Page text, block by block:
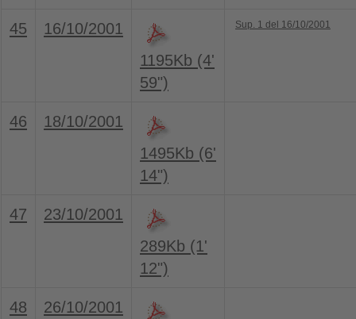
45
16/10/2001
1195Kb (4'
59")
Sup. 1 del 16/10/2001
46
18/10/2001
1495Kb (6'
14")
47
23/10/2001
289Kb (1'
12")
48 26/10/2001